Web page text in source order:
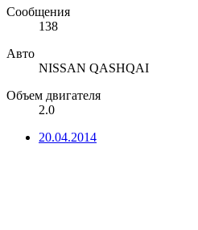
Сообщения
138
Авто
NISSAN QASHQAI
Объем двигателя
2.0
20.04.2014